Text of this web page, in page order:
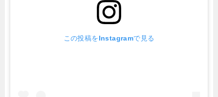
この投稿をInstagramで見る